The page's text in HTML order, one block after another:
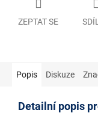
ZEPTAT SE
Popis Diskuze
Detailní popis